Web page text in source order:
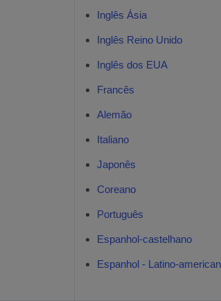
Inglês Ásia
Inglês Reino Unido
Inglês dos EUA
Francês
Alemão
Italiano
Japonês
Coreano
Português
Espanhol-castelhano
Espanhol - Latino-